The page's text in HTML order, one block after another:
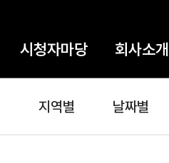
시청자마당 회사소개
지역별 날짜별